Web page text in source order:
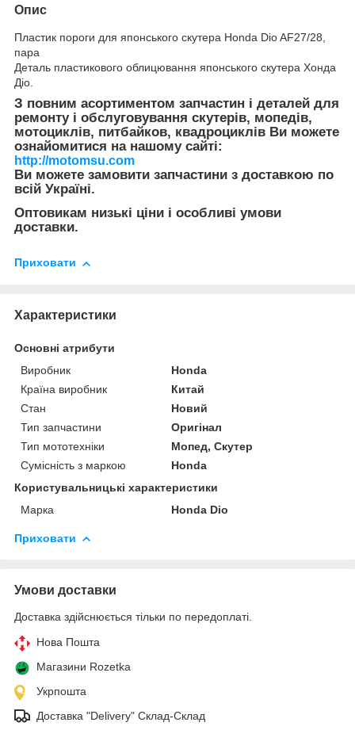
Опис
Пластик пороги для японського скутера Honda Dio AF27/28,
пара
Деталь пластикового облицювання японського скутера Хонда
Діо.
З повним асортиментом запчастин і деталей для
ремонту і обслуговування скутерів, мопедів,
мотоциклів, питбайков, квадроциклів Ви можете
ознайомитися на нашому сайті:
http://motomsu.com
Ви можете замовити запчастини з доставкою по
всій Україні.
Оптовикам низькі ціни і особливі умови
доставки.
Приховати
Характеристики
Основні атрибути
Виробник
Honda
Країна виробник
Китай
Стан
Новий
Тип запчастини
Оригінал
Тип мототехніки
Мопед, Скутер
Сумісність з маркою
Honda
Користувальницькі характеристики
Марка
Honda Dio
Приховати
Умови доставки
Доставка здійснюється тільки по передоплаті.
Нова Пошта
Магазини Rozetka
Укрпошта
Доставка "Delivery" Склад-Склад